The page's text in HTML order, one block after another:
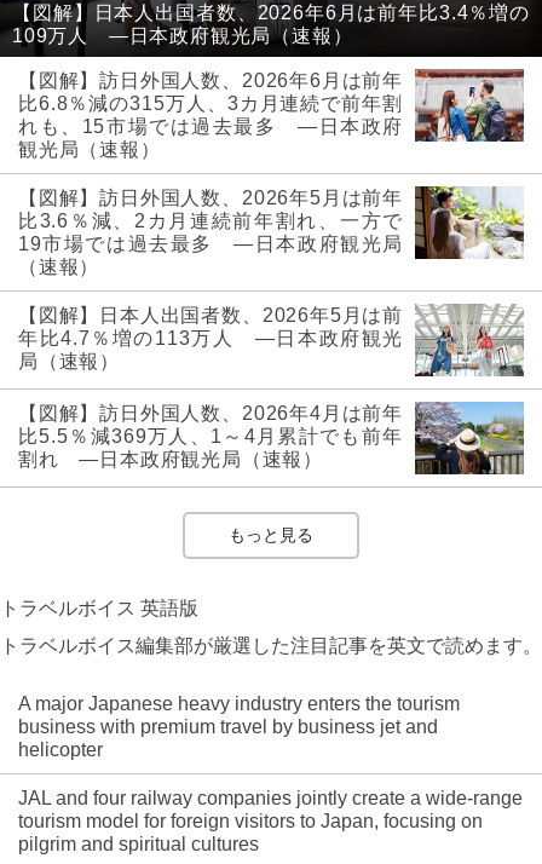
【図解】日本人出国者数、2026年6月は前年比3.4％増の
109万人 ―日本政府観光局（速報）
【図解】訪日外国人数、2026年6月は前年
比6.8％減の315万人、3カ月連続で前年割
れも、15市場では過去最多 ―日本政府
観光局（速報）
【図解】訪日外国人数、2026年5月は前年
比3.6％減、2カ月連続前年割れ、一方で
19市場では過去最多 ―日本政府観光局
（速報）
【図解】日本人出国者数、2026年5月は前
年比4.7％増の113万人 ―日本政府観光
局（速報）
【図解】訪日外国人数、2026年4月は前年
比5.5％減369万人、1～4月累計でも前年
割れ ―日本政府観光局（速報）
もっと見る
トラベルボイス 英語版
トラベルボイス編集部が厳選した注目記事を英文で読めます。
A major Japanese heavy industry enters the tourism
business with premium travel by business jet and
helicopter
JAL and four railway companies jointly create a wide-range
tourism model for foreign visitors to Japan, focusing on
pilgrim and spiritual cultures